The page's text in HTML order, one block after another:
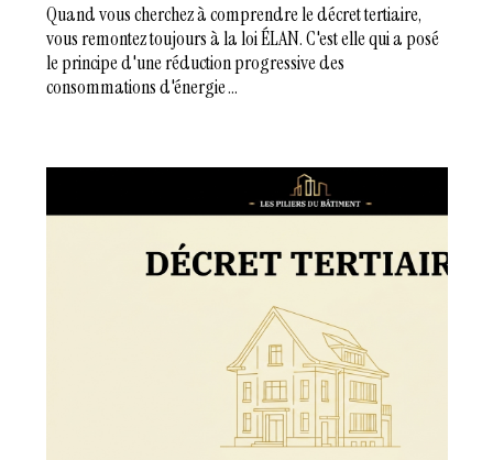
Quand vous cherchez à comprendre le décret tertiaire,
vous remontez toujours à la loi ÉLAN. C'est elle qui a posé
le principe d'une réduction progressive des
consommations d'énergie ...